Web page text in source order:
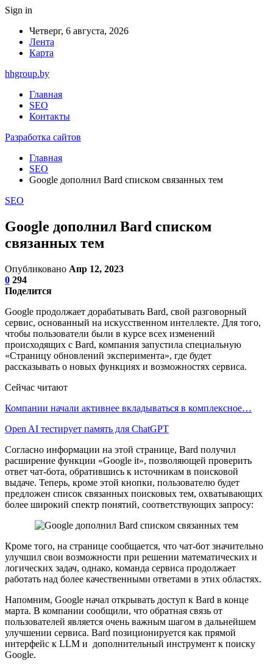
Sign in
Четверг, 6 августа, 2026
Лента
Карта
hhgroup.by
Главная
SEO
Контакты
Разработка сайтов
Главная
SEO
Google дополнил Bard списком связанных тем
SEO
Google дополнил Bard списком
связанных тем
Опубликовано Апр 12, 2023
0 294
Поделится
Google продолжает дорабатывать Bard, свой разговорный
сервис, основанный на искусственном интеллекте. Для того,
чтобы пользователи были в курсе всех изменений
происходящих с Bard, компания запустила специальную
«Страницу обновлений эксперимента», где будет
рассказывать о новых функциях и возможностях сервиса.
Сейчас читают
Компании начали активнее вкладываться в комплексное…
Open AI тестирует память для ChatGPT
Согласно информации на этой странице, Bard получил
расширение функции «Google it», позволяющей проверить
ответ чат-бота, обратившись к источникам в поисковой
выдаче. Теперь, кроме этой кнопки, пользователю будет
предложен список связанных поисковых тем, охватывающих
более широкий спектр понятий, соответствующих запросу:
Кроме того, на странице сообщается, что чат-бот значительно
улучшил свои возможности при решении математических и
логических задач, однако, команда сервиса продолжает
работать над более качественными ответами в этих областях.
Напомним, Google начал открывать доступ к Bard в конце
марта. В компании сообщили, что обратная связь от
пользователей является очень важным шагом в дальнейшем
улучшении сервиса. Bard позиционируется как прямой
интерфейс к LLM и дополнительный инструмент к поиску
Google.